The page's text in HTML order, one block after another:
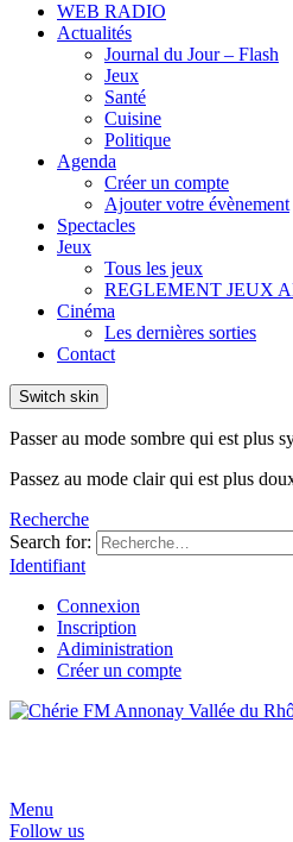
WEB RADIO
Actualités
Journal du Jour – Flash
Jeux
Santé
Cuisine
Politique
Agenda
Créer un compte
Ajouter votre évènement
Spectacles
Jeux
Tous les jeux
REGLEMENT JEUX
Cinéma
Les dernières sorties
Contact
Switch skin
Passer au mode sombre qui est plus
Passez au mode clair qui est plus
Recherche
Search for:
Identifiant
Connexion
Inscription
Adiministration
Créer un compte
Menu
Follow us